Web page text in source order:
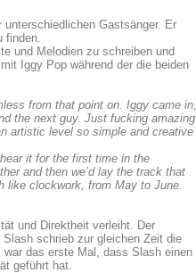
Gastsänger. Er
finden.
und Melodien zu schreiben und
Iggy Pop während der die beiden
from that point on. Iggy came in,
the next guy. Just fucking amazing
artistic level so simple and creative
it for the first time in the
and then we’d lay the track that
like clockwork, from May to June.
und Direktheit verleiht. Der
schrieb zur gleichen Zeit die
das erste Mal, dass Slash einen
geführt hat.